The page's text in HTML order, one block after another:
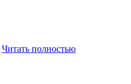
Читать полностью